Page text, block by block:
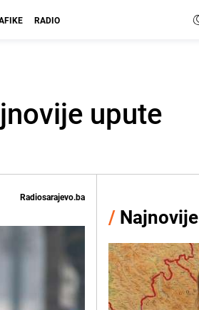
RADIO
upute
Radiosarajevo.ba
/ Najnovije